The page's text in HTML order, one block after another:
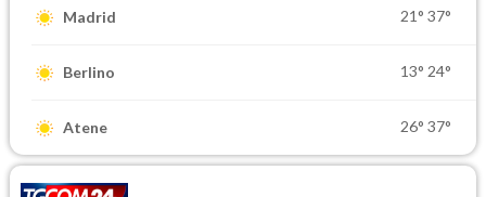
Madrid 21° 37°
Berlino 13° 24°
Atene 26° 37°